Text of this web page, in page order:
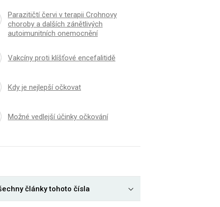
Parazitičtí červi v terapii Crohnovy
choroby a dalších zánětlivých
autoimunitních onemocnění
Vakcíny proti klíšťové encefalitidě
Kdy je nejlepší očkovat
Možné vedlejší účinky očkování
články tohoto čísla